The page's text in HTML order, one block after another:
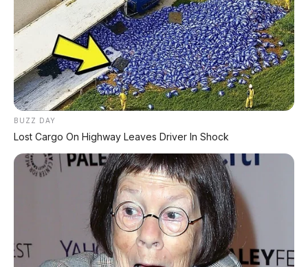
(sekitar 4,5 detik) dan setara dengan mobil sport
murni.
Bagaimana Hongqi mencapainya? Menggunakan
sistem plug-in hybrid yang dimotori mesin 1.5L
turbo dan motor listrik yang sangat bertenaga.
Kombinasi ini menghasilkan total tenaga yang
diperkirakan di atas 400 hp, cukup untuk
menggerakkan sedan seberat sekitar 2 ton dengan
sangat gesit.
Apa artinya bagi Anda? Saat Anda menginjak pedal
gas untuk mendahului truk di jalan tol atau saat
Anda ingin "melepas penat" di lampu merah, H7
PHEV akan melesat dengan respons yang instan
dan hening. Ini adalah senjata rahasia untuk
menunjukkan bahwa "mobil menteri" modern
BUZZ DAY
Lost Cargo On Highway Leaves Driver In Shock